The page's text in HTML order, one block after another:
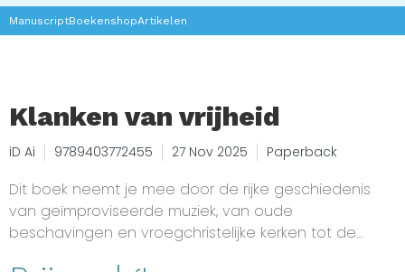
ManuscriptBoekenshopArtikelen
Klanken van vrijheid
iD Ai 9789403772455 27 Nov 2025 Paperback
Dit boek neemt je mee door de rijke geschiedenis
van geïmproviseerde muziek, van oude
beschavingen en vroegchristelijke kerken tot de